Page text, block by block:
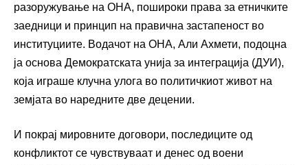
разоружување на ОНА, пошироки права за етничките
заедници и принцип на правична застапеност во
институциите. Водачот на ОНА, Али Ахмети, подоцна
ја основа Демократската унија за интеграција (ДУИ),
која играше клучна улога во политичкиот живот на
земјата во наредните две децении.
И покрај мировните договори, последиците од
конфликтот се чувствуваат и денес од воени